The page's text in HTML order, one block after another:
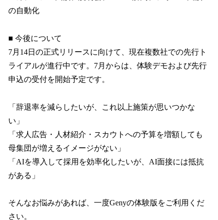
の自動化
■ 今後について
7月14日の正式リリースに向けて、現在複数社での先行ト
ライアルが進行中です。7月からは、体験デモおよび先行
申込の受付を開始予定です。
「辞退率を減らしたいが、これ以上施策が思いつかな
い」
「求人広告・人材紹介・スカウトへの予算を増額しても
母集団が増えるイメージがない」
「AIを導入して採用を効率化したいが、AI面接には抵抗
がある」
そんなお悩みがあれば、一度Genyの体験版をご利用くだ
さい。